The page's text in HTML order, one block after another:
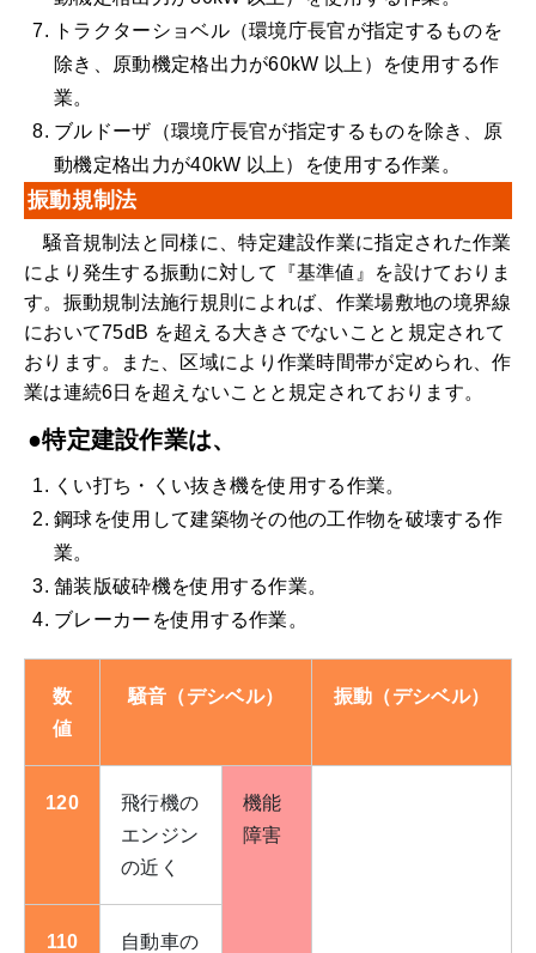
トラクターショベル（環境庁長官が指定するものを
除き、原動機定格出力が60kW 以上）を使用する作
業。
ブルドーザ（環境庁長官が指定するものを除き、原
動機定格出力が40kW 以上）を使用する作業。
振動規制法
騒音規制法と同様に、特定建設作業に指定された作業
により発生する振動に対して『基準値』を設けておりま
す。振動規制法施行規則によれば、作業場敷地の境界線
において75dB を超える大きさでないことと規定されて
おります。また、区域により作業時間帯が定められ、作
業は連続6日を超えないことと規定されております。
●特定建設作業は、
くい打ち・くい抜き機を使用する作業。
鋼球を使用して建築物その他の工作物を破壊する作
業。
舗装版破砕機を使用する作業。
ブレーカーを使用する作業。
数
値
騒音（デシベル） 振動（デシベル）
120
飛行機の
エンジン
の近く
機能
障害
110
自動車の